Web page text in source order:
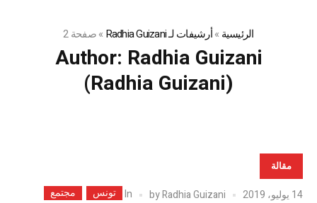
الرئيسية »أرشيفات لـ Radhia Guizani »صفحة 2
Author: Radhia Guizani
(Radhia Guizani)
مقالة
14 يوليو، 2019 byRadhia Guizani
In تونس مجتمع